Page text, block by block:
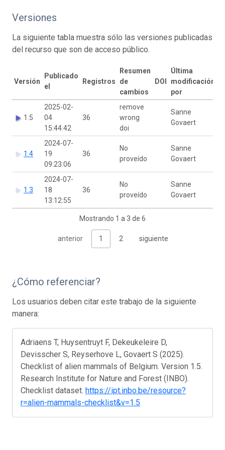
Versiones
La siguiente tabla muestra sólo las versiones publicadas
del recurso que son de acceso público.
Versión
Publicado
el
Registros
Resumen
de
cambios
DOI
Última
modificación
por
1.5
2025-02-
04
15:44:42
36
remove
wrong
doi
Sanne
Govaert
1.4
2024-07-
19
09:23:06
36
No
proveído
Sanne
Govaert
1.3
2024-07-
18
13:12:55
36
No
proveído
Sanne
Govaert
Mostrando 1 a 3 de 6
anterior 1 2 siguiente
¿Cómo referenciar?
Los usuarios deben citar este trabajo de la siguiente
manera:
Adriaens T, Huysentruyt F, Dekeukeleire D,
Devisscher S, Reyserhove L, Govaert S (2025).
Checklist of alien mammals of Belgium. Version 1.5.
Research Institute for Nature and Forest (INBO).
Checklist dataset. https://ipt.inbo.be/resource?
r=alien-mammals-checklist&v=1.5